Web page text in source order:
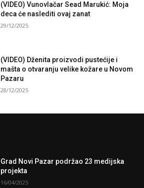
(VIDEO) Vunovlačar Sead Marukić: Moja
deca će naslediti ovaj zanat
29/12/2025
(VIDEO) Dženita proizvodi pustećije i
mašta o otvaranju velike kožare u Novom
Pazaru
28/12/2025
Grad Novi Pazar podržao 23 medijska
projekta
16/04/2025